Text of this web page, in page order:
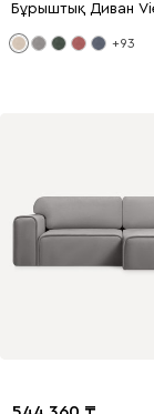
Бұрыштық Диван
+93